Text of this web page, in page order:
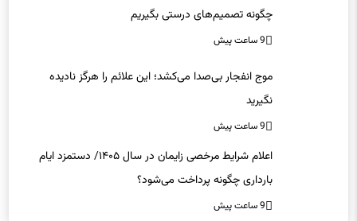
9 ساعت پیش
نگیرید
9 ساعت پیش
بارداری چگونه پرداخت می‌شود؟
9 ساعت پیش